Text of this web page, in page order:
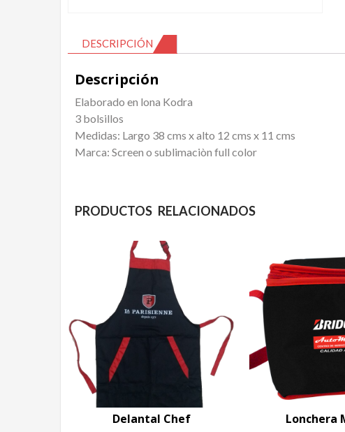
DESCRIPCIÓN
Descripción
Elaborado en lona Kodra
3 bolsillos
Medidas: Largo 38 cms x alto 12 cms x 11 cms
Marca: Screen o sublimaciòn full color
PRODUCTOS RELACIONADOS
Delantal Chef Lonchera